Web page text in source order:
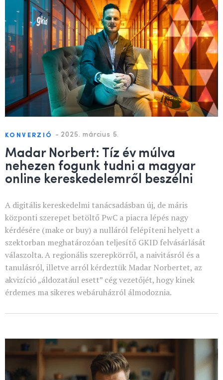
KONVERZIÓ - 2025. március 5.
Madar Norbert: Tíz év múlva
nehezen fogunk tudni a magyar
online kereskedelemről beszélni
A digitális kereskedelmi tanácsadásban új, de máris
központi szerepet betöltő PwC a piacra lépés nagy
kérdésére (make or buy) a nulláról felépíteni helyett a
szektorban meghatározóan teljesítő GKID felvásárlását
válaszolta. A regionális szerepkörről, a naivitásról és a
tanulásról, illetve arról kérdeztük Madar Norbertet, az
akvizíció „áldozatául esett” cég vezetőjét, hogy kinek
érdemes ma sikeres webáruházról álmodoznia.